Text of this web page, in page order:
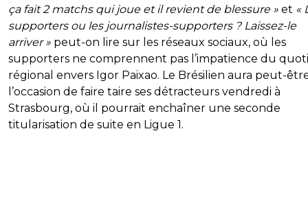
ça fait 2 matchs qui joue et il revient de blessure » et «
supporters ou les journalistes-supporters ? Laissez-le
arriver » peut-on lire sur les réseaux sociaux, où les
supporters ne comprennent pas l’impatience du
régional envers Igor Paixao. Le Brésilien aura peut-
l’occasion de faire taire ses détracteurs vendredi à
Strasbourg, où il pourrait enchaîner une seconde
titularisation de suite en Ligue 1.